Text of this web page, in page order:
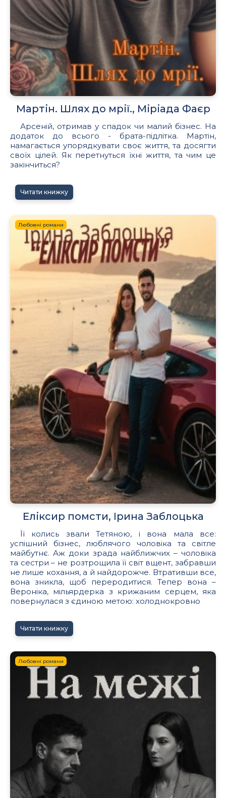
Мартін. Шлях до мрії., Міріада Фаєр
Арсеній, отримав у спадок чи малий бізнес. На
додаток до всього - брата-підлітка. Мартін,
намагається упорядкувати своє життя, та досягти
своїх цілей. Як перетнуться їхні життя, та чим це
закінчиться?
Читати книжку
Любовні романи
Еліксир помсти, Ірина Заблоцька
Її колись звали Тетяною, і вона мала все:
успішний бізнес, люблячого чоловіка та світле
майбутнє. Аж доки зрада найближчих – чоловіка
та сестри – не розтрощила її світ вщент, забравши
не лише кохання, а й найдорожче. Втративши все,
вона зникла, щоб переродитися. Тепер вона –
Вероніка, мільярдерка з крижаним серцем, яка
повернулася з єдиною метою: холоднокровно
Читати книжку
Любовні романи